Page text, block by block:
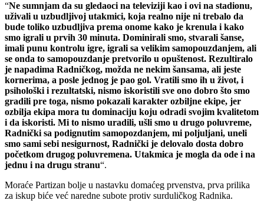
“Ne sumnjam da su gledaoci na televiziji kao i ovi na stadionu,
uživali u uzbudljivoj utakmici, koja realno nije ni trebalo da
bude toliko uzbudljiva prema onome kako je krenula i kako
smo igrali u prvih 30 minuta. Dominirali smo, stvarali šanse,
imali punu kontrolu igre, igrali sa velikim samopouzdanjem, ali
se onda to samopouzdanje pretvorilo u opuštenost. Rezultiralo
je napadima Radničkog, možda ne nekim šansama, ali jeste
kornerima, a posle jednog je pao gol. Vratili smo ih u život, i
psihološki i rezultatski, nismo iskoristili sve ono dobro što smo
gradili pre toga, nismo pokazali karakter ozbiljne ekipe, jer
ozbilja ekipa mora tu dominaciju koju odradi svojim kvalitetom
i da iskoristi. Mi to nismo uradili, ušli smo u drugo poluvreme,
Radnički sa podignutim samopozdanjem, mi poljuljani, uneli
smo sami sebi nesigurnost, Radnički je delovalo dosta dobro
početkom drugog poluvremena. Utakmica je mogla da ode i na
jednu i na drugu stranu“.
Moraće Partizan bolje u nastavku domaćeg prvenstva, prva prilika
za iskup biće već naredne subote protiv surduličkog Radnika.